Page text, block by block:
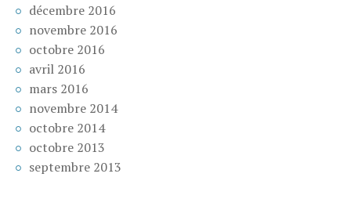
décembre 2016
novembre 2016
octobre 2016
avril 2016
mars 2016
novembre 2014
octobre 2014
octobre 2013
septembre 2013